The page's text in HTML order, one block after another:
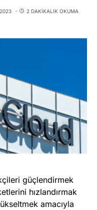
2 DAKIKALIK OKUMA
güçlendirmek
hızlandırmak
amacıyla